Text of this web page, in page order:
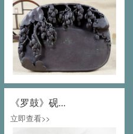
《罗鼓》砚...
立即查看>>